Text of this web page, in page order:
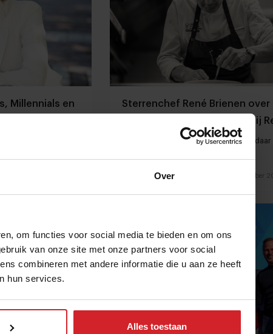
Over
om functies voor social media te bieden en om ons
van onze site met onze partners voor social
combineren met andere informatie die u aan ze heeft
hun services.
Alles toestaan
Millennials en
oktober 2024
Sterrenchef René Brienen over
nieuwe concept 'Aan tafel bij
“We gaan hier echt freewheelen en daar
24 oktober
Restaurants